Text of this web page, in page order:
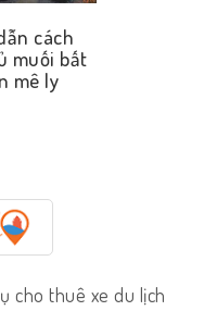
cách
muối bất
mê ly
cho thuê xe du lịch